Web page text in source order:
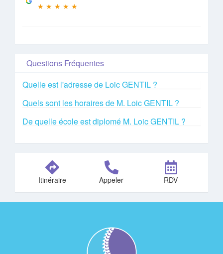
★ ★ ★ ★ ★
Questions Fréquentes
Quelle est l'adresse de Loic GENTIL ?
Quels sont les horaires de M. Loic GENTIL ?
De quelle école est diplomé M. Loic GENTIL ?
Itinéraire Appeler RDV